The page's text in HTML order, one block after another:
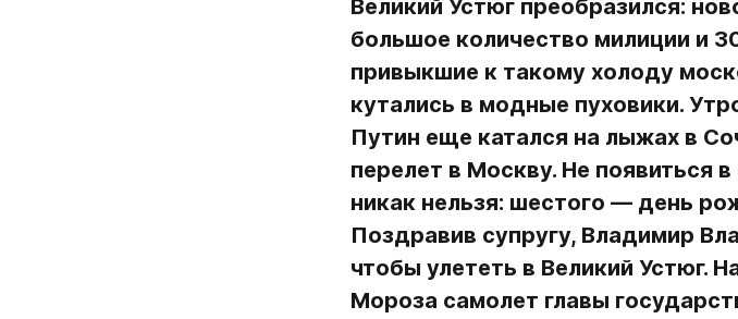
Великий Устюг преобразился:
большое количество милиции и
привыкшие к такому холоду
кутались в модные пуховики.
Путин еще катался на лыжах в
перелет в Москву. Не появиться
никак нельзя: шестого — день
Поздравив супругу, Владимир
чтобы улететь в Великий Устюг.
Мороза самолет главы